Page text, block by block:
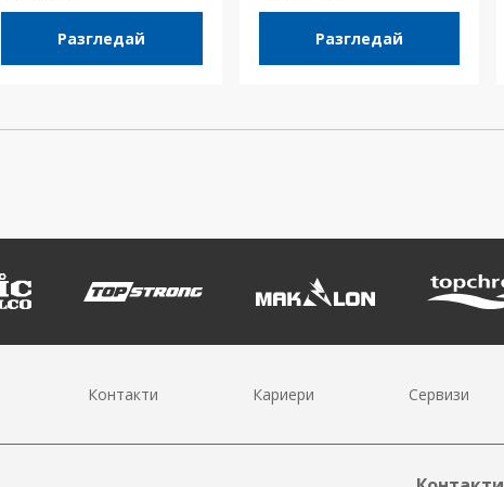
Разгледай Разгледай
Контакти Кариери Сервизи